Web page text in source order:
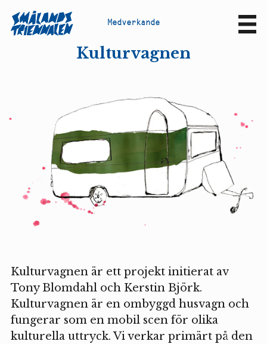
Medverkande
Kulturvagnen
Kulturvagnen är ett projekt initierat av
Tony Blomdahl och Kerstin Björk.
Kulturvagnen är en ombyggd husvagn och
fungerar som en mobil scen för olika
kulturella uttryck. Vi verkar primärt på den